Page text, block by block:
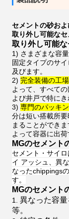
セメントの砂お
取り外し可能な
取り外し可能
1) さまざまな容
固定タイプのサ
及びます。
2) 完全装備の工場
よって、すべて
よび井戸で特にき
3) 専門のパッキ
分は短い搭載所
まることができ
よって容器に出荷
MGのセメント
セメント・サイ
イ アッシュ、異
なったchippings
す。
MGのセメント
異なった容量
等。